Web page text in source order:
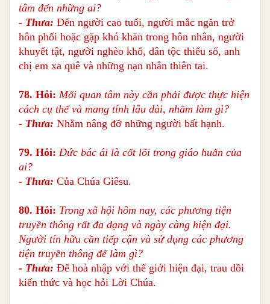
tâm đến những ai?
- Thưa: Đến người cao tuổi, người mắc ngăn trở
hôn phối hoặc gặp khó khăn trong hôn nhân, người
khuyết tật, người nghèo khổ, dân tộc thiểu số, anh
chị em xa quê và những nạn nhân thiên tai.
78. Hỏi: Mối quan tâm này cần phải được thực hiện
cách cụ thể và mang tính lâu dài, nhằm làm gì?
- Thưa: Nhằm nâng đỡ những người bất hạnh.
79. Hỏi: Đức bác ái là cốt lõi trong giáo huấn của
ai?
- Thưa: Của Chúa Giêsu.
80. Hỏi: Trong xã hội hôm nay, các phương tiện
truyền thông rất đa dạng và ngày càng hiện đại.
Người tín hữu cần tiếp cận và sử dụng các phương
tiện truyền thông để làm gì?
- Thưa: Để hoà nhập với thế giới hiện đại, trau dồi
kiến thức và học hỏi Lời Chúa.